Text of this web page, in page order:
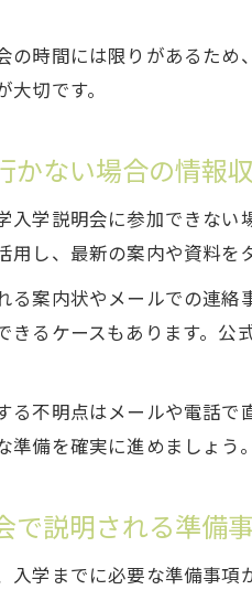
の時間には限りがあるため
切です。
かない場合の情報
入学説明会に参加できな
用し、最新の案内や資料を
る案内状やメールでの連
きるケースもあります。公
る不明点はメールや電話
準備を確実に進めましょう。
で説明される準備
入学までに必要な準備事項